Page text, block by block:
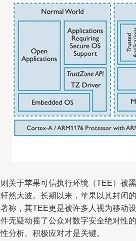
关于苹果可信执行环境（TEE）被
然大波。长期以来，苹果以其封闭
称，其TEE更是被许多人视为移动
无疑动摇了公众对数字安全绝对性
分析、积极应对才是关键。